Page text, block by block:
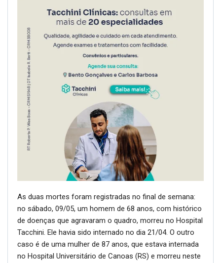
As duas mortes foram registradas no final de semana:
no sábado, 09/05, um homem de 68 anos, com histórico
de doenças que agravaram o quadro, morreu no Hospital
Tacchini. Ele havia sido internado no dia 21/04. O outro
caso é de uma mulher de 87 anos, que estava internada
no Hospital Universitário de Canoas (RS) e morreu neste